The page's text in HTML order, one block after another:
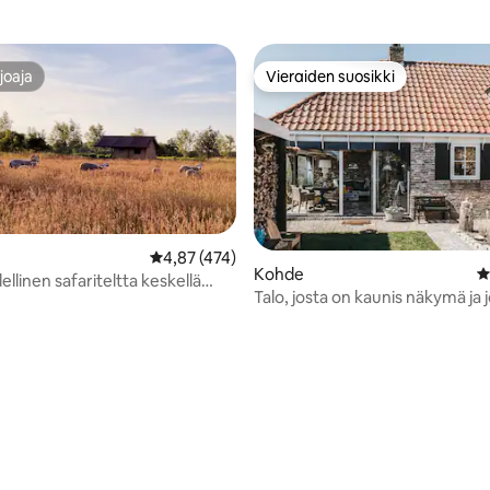
5, 153 arvostelua
Keskimääräinen arvio 4,87/5, 474 arvostelua
4,87 (474)
safariteltta keskellä
Vieraiden suosikki
Vieraiden suosikki
Kohde
Talo, josta on kaunis näkymä ja